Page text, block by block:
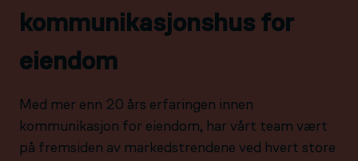
kommunikasjonshus for
eiendom
Med mer enn 20 års erfaringen innen
kommunikasjon for eiendom, har vårt team vært
på fremsiden av markedstrendene ved hvert store